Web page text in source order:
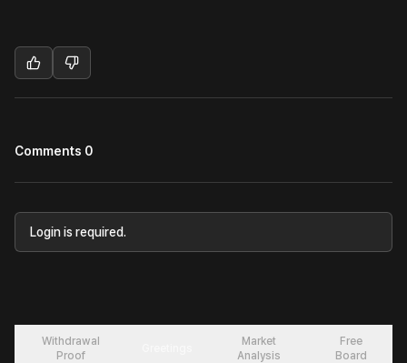
Comments 0
Login is required.
Withdrawal
Proof
Market
Analysis
Free
Board